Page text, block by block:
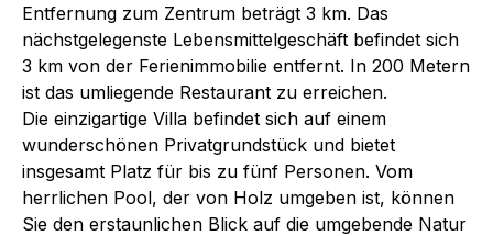
Entfernung zum Zentrum beträgt 3 km. Das
nächstgelegenste Lebensmittelgeschäft befindet sich
3 km von der Ferienimmobilie entfernt. In 200 Metern
ist das umliegende Restaurant zu erreichen.
Die einzigartige Villa befindet sich auf einem
wunderschönen Privatgrundstück und bietet
insgesamt Platz für bis zu fünf Personen. Vom
herrlichen Pool, der von Holz umgeben ist, können
Sie den erstaunlichen Blick auf die umgebende Natur